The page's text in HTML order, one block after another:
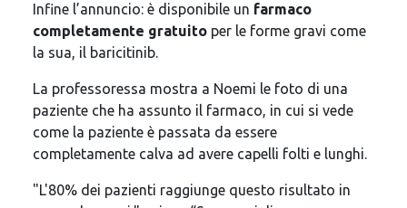
Infine l’annuncio: è disponibile un farmaco
completamente gratuito per le forme gravi come
la sua, il baricitinib.
La professoressa mostra a Noemi le foto di una
paziente che ha assunto il farmaco, in cui si vede
come la paziente è passata da essere
completamente calva ad avere capelli folti e lunghi.
"L'80% dei pazienti raggiunge questo risultato in